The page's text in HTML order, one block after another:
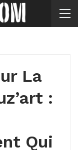
La
:
Qui